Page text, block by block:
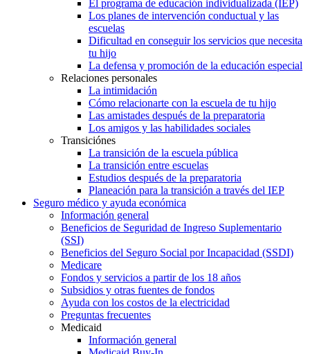
El programa de educación individualizada (IEP)
Los planes de intervención conductual y las
escuelas
Dificultad en conseguir los servicios que necesita
tu hijo
La defensa y promoción de la educación especial
Relaciones personales
La intimidación
Cómo relacionarte con la escuela de tu hijo
Las amistades después de la preparatoria
Los amigos y las habilidades sociales
Transiciónes
La transición de la escuela pública
La transición entre escuelas
Estudios después de la preparatoria
Planeación para la transición a través del IEP
Seguro médico y ayuda económica
Información general
Beneficios de Seguridad de Ingreso Suplementario
(SSI)
Beneficios del Seguro Social por Incapacidad (SSDI)
Medicare
Fondos y servicios a partir de los 18 años
Subsidios y otras fuentes de fondos
Ayuda con los costos de la electricidad
Preguntas frecuentes
Medicaid
Información general